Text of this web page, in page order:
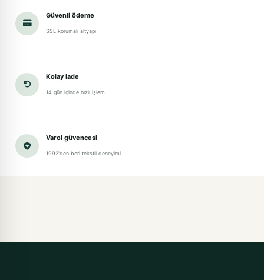
Güvenli ödeme
SSL korumalı altyapı
Kolay iade
14 gün içinde hızlı işlem
Varol güvencesi
1992'den beri tekstil deneyimi